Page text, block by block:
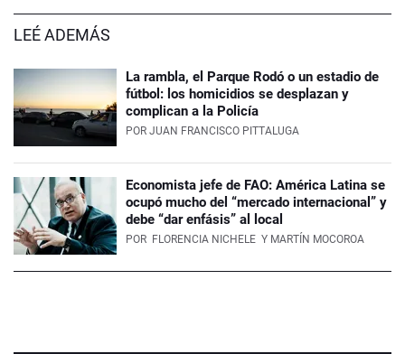
LEÉ ADEMÁS
La rambla, el Parque Rodó o un estadio de
fútbol: los homicidios se desplazan y
complican a la Policía
POR JUAN FRANCISCO PITTALUGA
Economista jefe de FAO: América Latina se
ocupó mucho del “mercado internacional” y
debe “dar enfásis” al local
POR FLORENCIA NICHELE Y MARTÍN MOCOROA